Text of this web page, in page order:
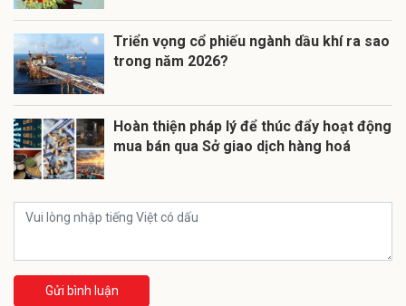
Triển vọng cổ phiếu ngành dầu khí ra sao
trong năm 2026?
Hoàn thiện pháp lý để thúc đẩy hoạt động
mua bán qua Sở giao dịch hàng hoá
Gửi bình luận